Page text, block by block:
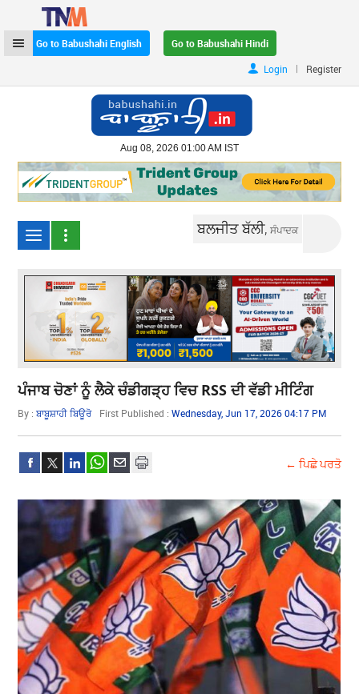
Go to Babushahi English
Go to Babushahi Hindi
Login
| Register
Aug 08, 2026 01:00 AM IST
ਬਲਜੀਤ ਬੱਲੀ,ਸੰਪਾਦਕ
ਪੰਜਾਬ ਚੋਣਾਂ ਨੂੰ ਲੈਕੇ ਚੰਡੀਗੜ੍ਹ ਵਿਚ RSS ਦੀ ਵੱਡੀ ਮੀਟਿੰਗ
By :ਬਾਬੂਸ਼ਾਹੀ ਬਿਊਰੋ First Published :Wednesday, Jun 17, 2026 04:17 PM
← ਪਿਛੇ ਪਰਤੋ